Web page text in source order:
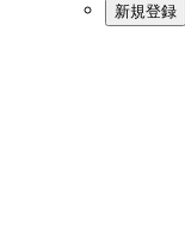
新規登録